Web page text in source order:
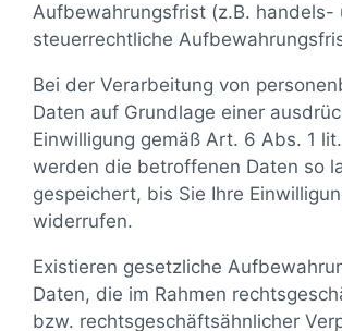
Aufbewahrungsfrist (z.B. handels-
steuerrechtliche
Bei der Verarbeitung von
Daten auf Grundlage einer
Einwilligung gemäß Art. 6 Abs. 1
werden die betroffenen Daten so
gespeichert, bis Sie Ihre
widerrufen.
Existieren gesetzliche
Daten, die im Rahmen
bzw. rechtsgeschäftsähnlicher